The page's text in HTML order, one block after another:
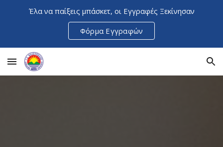
Skip to main content Skip to navigation
Έλα να παίξεις μπάσκετ, οι Εγγραφές Ξεκίνησαν
Φόρμα Εγγραφών